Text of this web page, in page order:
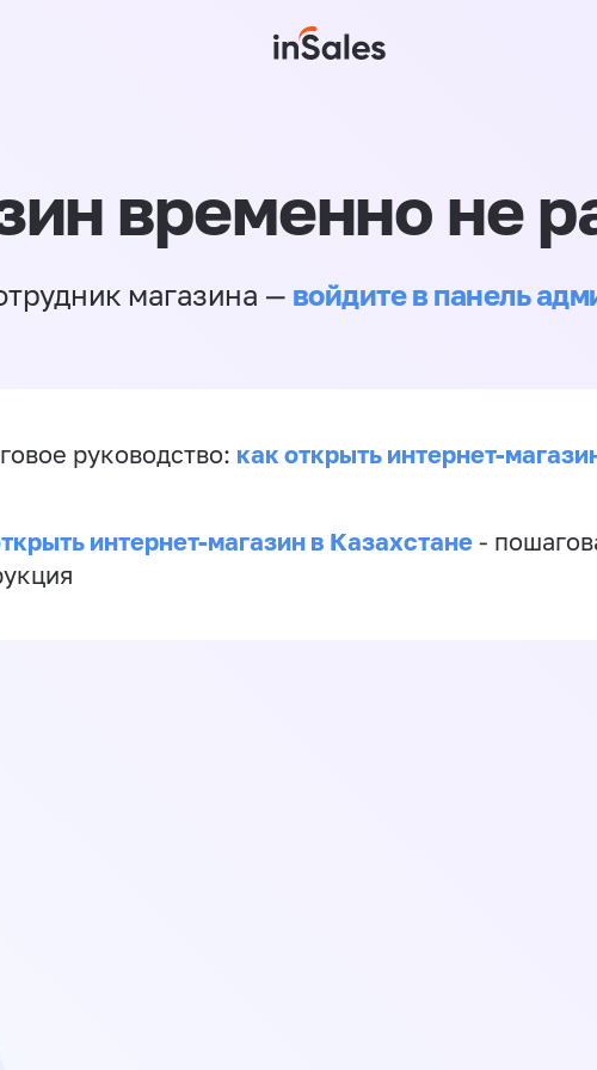
временно не
магазина — войдите в панель
руководство: как открыть интернет-
интернет-магазин в Казахстане -